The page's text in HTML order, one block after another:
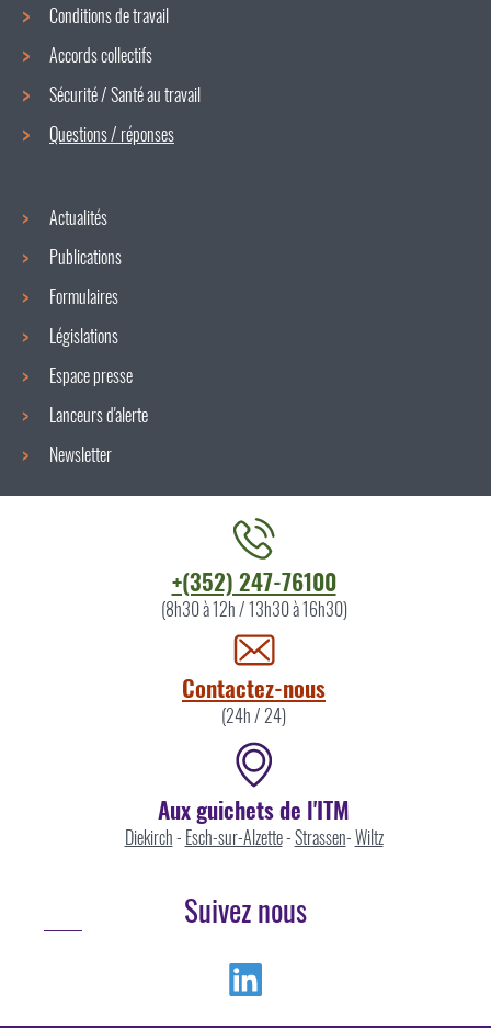
Menu
de
navigation
Conditions de travail
Accords collectifs
Sécurité / Santé au travail
Questions / réponses
Actualités
Publications
Formulaires
Législations
Espace presse
Lanceurs d'alerte
Newsletter
+(352) 247-76100
(8h30 à 12h / 13h30 à 16h30)
Contactez-nous
(24h / 24)
Aux guichets de l'ITM
Diekirch- Esch-sur-Alzette-Strassen-Wiltz
Suivez nous